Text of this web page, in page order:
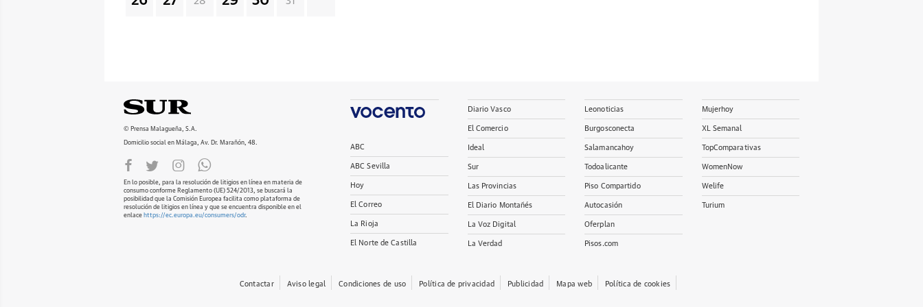
© Prensa Malagueña, S.A.
Domicilio social en Málaga, Av. Dr. Marañón, 48.
En lo posible, para la resolución de litigios en línea en materia de
consumo conforme Reglamento (UE) 524/2013, se buscará la
posibilidad que la Comisión Europea facilita como plataforma de
resolución de litigios en línea y que se encuentra disponible en el
enlace https://ec.europa.eu/consumers/odr.
ABC
ABC Sevilla
Hoy
El Correo
La Rioja
El Norte de Castilla
Diario Vasco
El Comercio
Ideal
Sur
Las Provincias
El Diario Montañés
La Voz Digital
La Verdad
Leonoticias
Burgosconecta
Salamancahoy
Todoalicante
Piso Compartido
Autocasión
Oferplan
Pisos.com
Mujerhoy
XL Semanal
TopComparativas
WomenNow
Welife
Turium
Contactar Aviso legal Condiciones de uso Política de privacidad Publicidad Mapa web Política de cookies